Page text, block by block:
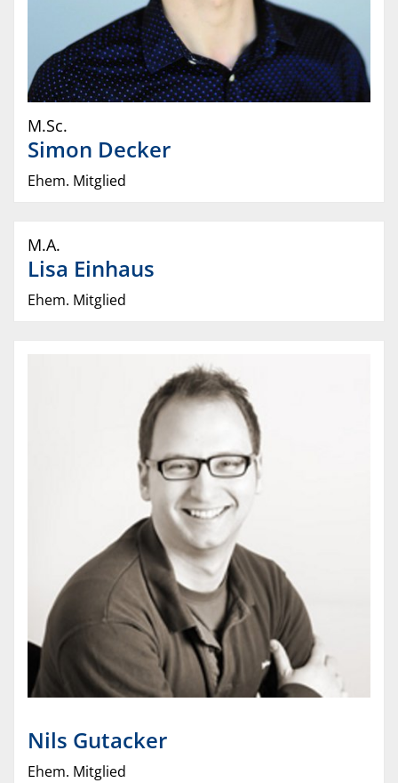
M.Sc.
Simon Decker
Ehem. Mitglied
M.A.
Lisa Einhaus
Ehem. Mitglied
Nils Gutacker
Ehem. Mitglied